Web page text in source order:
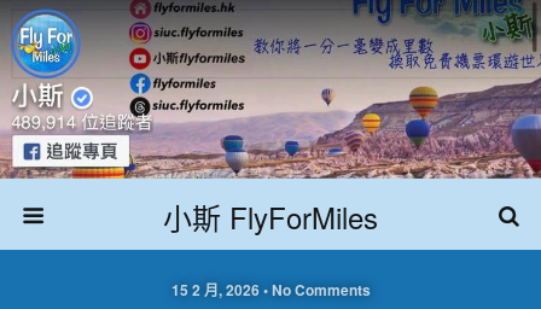
小斯 FlyForMiles
15 2 月, 2026 • No Comments